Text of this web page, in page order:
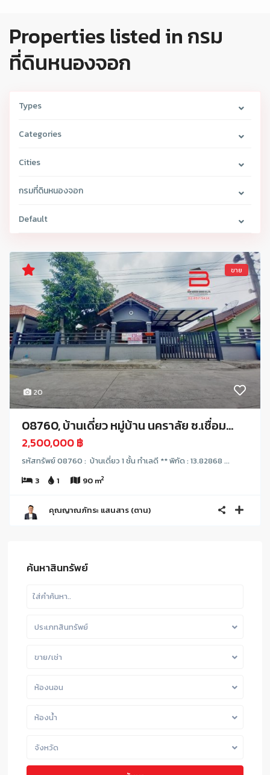
Properties listed in กรม
ที่ดินหนองจอก
Types
Categories
Cities
กรมที่ดินหนองจอก
Default
20
ขาย
08760, บ้านเดี่ยว หมู่บ้าน นคราลัย ซ.เชื่อม...
2,500,000 ฿
รหัสทรัพย์ 08760 : บ้านเดี่ยว 1 ชั้น ทำเลดี ** พิกัด : 13.82868 ...
3
1 90 m2
คุณญาณภัทระ แสนสาร (ตาน)
ค้นหาสินทรัพย์
ประเภทสินทรัพย์
ขาย/เช่า
ห้องนอน
ห้องน้ำ
จังหวัด